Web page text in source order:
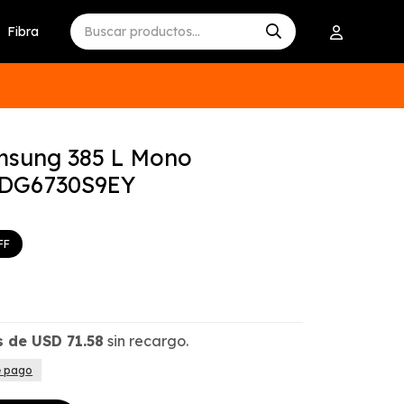
Fibra
385 L Mono
de USD 71.58 sin recargo.
pago